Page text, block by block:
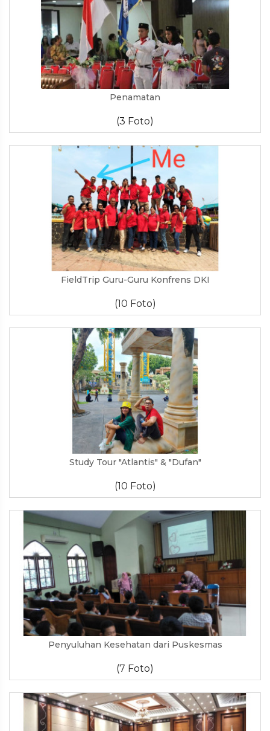
Penamatan
(3 Foto)
FieldTrip Guru-Guru Konfrens DKI
(10 Foto)
Study Tour "Atlantis" & "Dufan"
(10 Foto)
Penyuluhan Kesehatan dari Puskesmas
(7 Foto)